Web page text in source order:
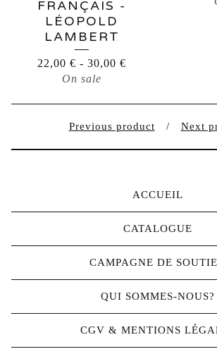
FRANÇAIS -
LÉOPOLD
LAMBERT
22,00 € - 30,00 €
On sale
Previous product Next
ACCUEIL
CATALOGUE
CAMPAGNE DE
QUI SOMMES-NOUS?
CGV & MENTIONS